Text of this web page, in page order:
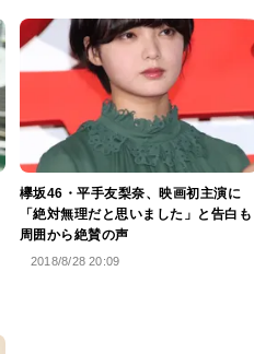
欅坂46・平手友梨奈、映画初主演に
「絶対無理だと思いました」と告白も
周囲から絶賛の声
2018/8/28 20:09